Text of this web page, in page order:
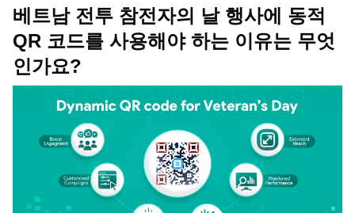
베트남 전투 참전자의 날 행사에 동적
QR 코드를 사용해야 하는 이유는 무엇
인가요?